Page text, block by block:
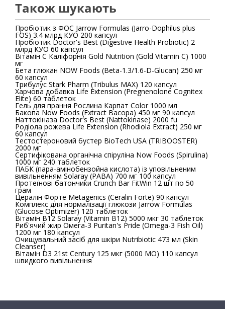
Також шукають
Пробіотик з ФОС Jarrow Formulas (Jarro-Dophilus plus
FOS) 3.4 млрд КУО 200 капсул
Пробіотик Doctor's Best (Digestive Health Probiotic) 2
млрд КУО 60 капсул
Вітамін C Каліфорнія Gold Nutrition (Gold Vitamin C) 1000
мг
Бета глюкан NOW Foods (Beta-1.3/1.6-D-Glucan) 250 мг
60 капсул
Трибулус Stark Pharm (Tribulus MAX) 120 капсул
Харчова добавка Life Extension (Pregnenolone Cognitex
Elite) 60 таблеток
Гель для прання Рослина Карпат Color 1000 мл
Бакопа Now Foods (Extract Bacopa) 450 мг 90 капсул
Наттокіназа Doctor's Best (Nattokinase) 2000 fu
Родіола рожева Life Extension (Rhodiola Extract) 250 мг
60 капсул
Тестостероновий бустер BioTech USA (TRIBOOSTER)
2000 мг
Сертифікована органічна спіруліна Now Foods (Spirulina)
1000 мг 240 таблеток
ПАБК (пара-амінобензойна кислота) із уповільненим
вивільненням Solaray (PABA) 700 мг 100 капсул
Протеїнові батончики Crunch Bar FitWin 12 шт по 50
грам
Цералін Форте Metagenics (Ceralin Forte) 90 капсул
Комплекс для нормалізації глюкози Jarrow Formulas
(Glucose Optimizer) 120 таблеток
Вітамін B12 Solaray (Vitamin B12) 5000 мкг 30 таблеток
Риб'ячий жир Омега-3 Puritan's Pride (Omega-3 Fish Oil)
1200 мг 180 капсул
Очищувальний засіб для шкіри Nutribiotic 473 мл (Skin
Cleanser)
Вітамін D3 21st Century 125 мкг (5000 МО) 110 капсул
швидкого вивільнення